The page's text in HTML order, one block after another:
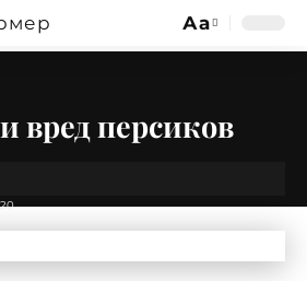
Изменение
Аа
вред персиков